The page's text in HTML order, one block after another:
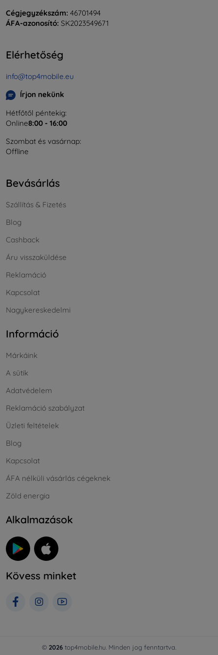
Cégjegyzékszám: 46701494
ÁFA-azonosító: SK2023549671
Elérhetőség
info@top4mobile.eu
Írjon nekünk
Hétfőtől péntekig:
Online8:00 - 16:00
Szombat és vasárnap:
Offline
Bevásárlás
Szállítás & Fizetés
Blog
Cashback
Áru visszaküldése
Reklamáció
Kapcsolat
Nagykereskedelmi
Információ
Márkáink
A sütik
Adatvédelem
Reklamáció szabályzat
Üzleti feltételek
Blog
Kapcsolat
ÁFA nélküli vásárlás cégeknek
Zöld energia
Alkalmazások
Kövess minket
© 2026 top4mobile.hu. Minden jog fenntartva.